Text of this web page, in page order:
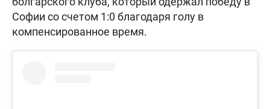
Софии со счетом 1:0 благодаря голу в
компенсированное время.